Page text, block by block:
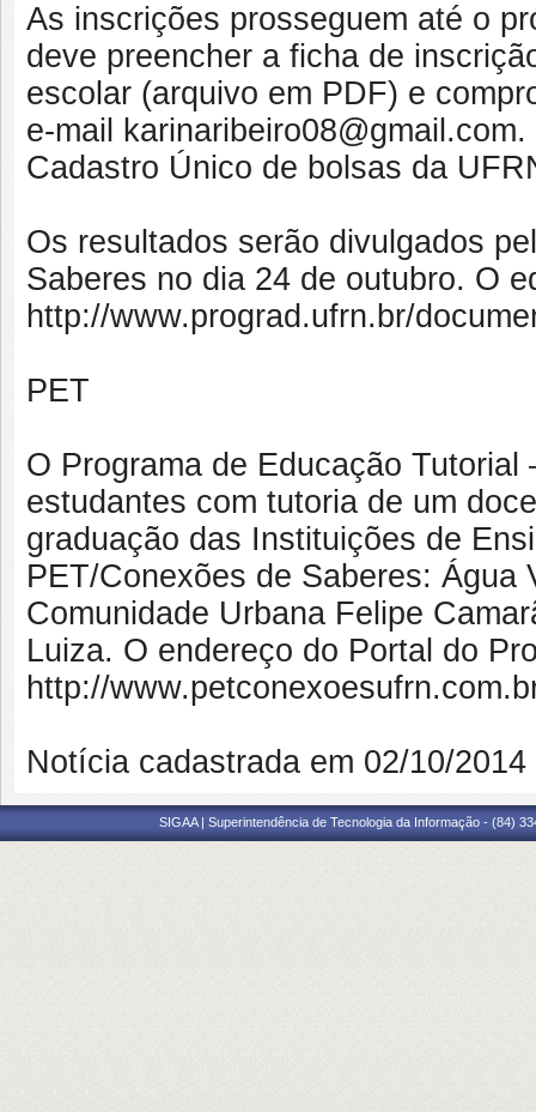
As inscrições prosseguem até o
deve preencher a ficha de
escolar (arquivo em PDF) e
e-mail
Cadastro Único de bolsas da
Os resultados serão divulgados
Saberes no dia 24 de outubro. O
http://www.prograd.ufrn.br/
PET
O Programa de Educação
estudantes com tutoria de um
graduação das Instituições de
PET/Conexões de Saberes:
Comunidade Urbana Felipe
Luiza. O endereço do Portal do
http://
Notícia cadastrada em 02/10/
SIGAA | Superintendência de Tecnologia da Informação - (84)